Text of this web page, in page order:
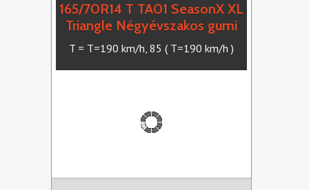
165/70R14 T TA01 SeasonX XL
Triangle Négyévszakos gumi
T = T=190 km/h, 85 ( T=190 km/h )